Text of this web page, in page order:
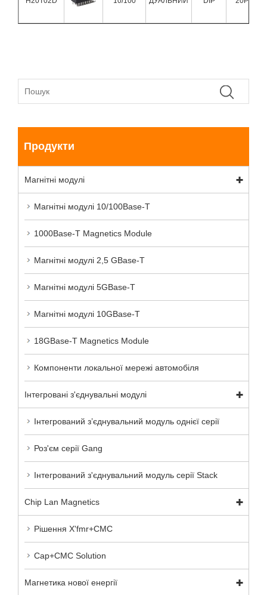
Продукти
Магнітні модулі
Магнітні модулі 10/100Base-T
1000Base-T Magnetics Module
Магнітні модулі 2,5 GBase-T
Магнітні модулі 5GBase-T
Магнітні модулі 10GBase-T
18GBase-T Magnetics Module
Компоненти локальної мережі автомобіля
Інтегровані з'єднувальні модулі
Інтегрований з’єднувальний модуль однієї серії
Роз'єм серії Gang
Інтегрований з'єднувальний модуль серії Stack
Chip Lan Magnetics
Рішення X'fmr+CMC
Cap+CMC Solution
Магнетика нової енергії